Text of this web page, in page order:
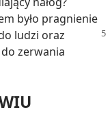
było pragnienie
ludzi oraz
do zerwania